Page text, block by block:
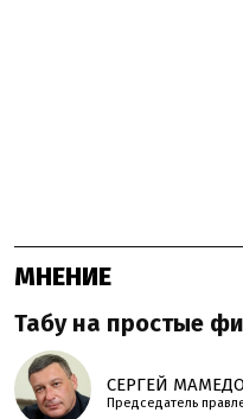
МНЕНИЕ
Табу на простые
СЕРГЕЙ
Председатель